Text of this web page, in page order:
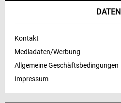
DATEN
Kontakt
Mediadaten/Werbung
Allgemeine Geschäftsbedingungen
Impressum